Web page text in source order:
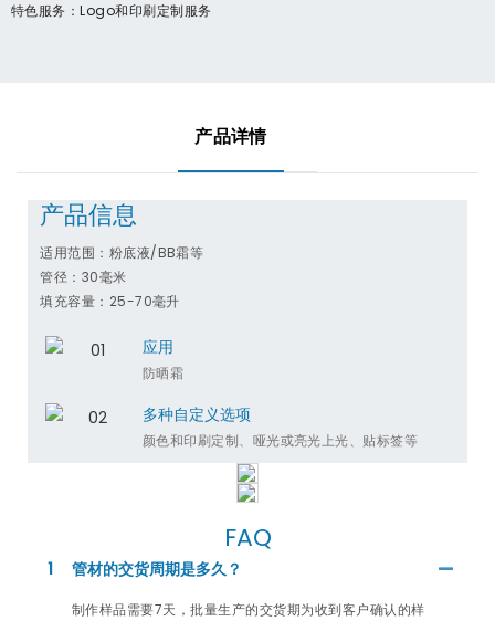
特色服务：Logo和印刷定制服务
产品详情
产品信息
适用范围：粉底液/BB霜等
管径：30毫米
填充容量：25-70毫升
应用
防晒霜
多种自定义选项
颜色和印刷定制、哑光或亮光上光、贴标签等
FAQ
1 管材的交货周期是多久？
制作样品需要7天，批量生产的交货期为收到客户确认的样